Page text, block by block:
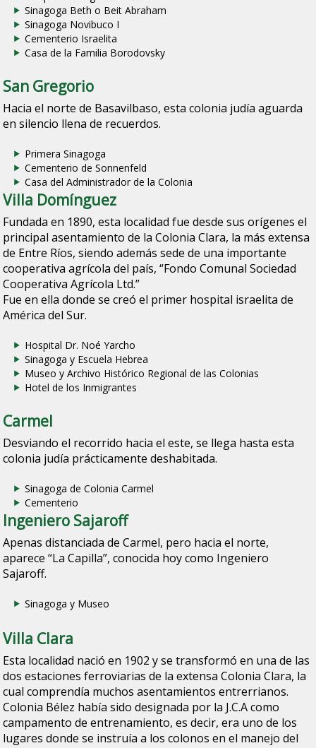
Sinagoga Beth o Beit Abraham
Sinagoga Novibuco I
Cementerio Israelita
Casa de la Familia Borodovsky
San Gregorio
Hacia el norte de Basavilbaso, esta colonia judía aguarda
en silencio llena de recuerdos.
Primera Sinagoga
Cementerio de Sonnenfeld
Casa del Administrador de la Colonia
Villa Domínguez
Fundada en 1890, esta localidad fue desde sus orígenes el
principal asentamiento de la Colonia Clara, la más extensa
de Entre Ríos, siendo además sede de una importante
cooperativa agrícola del país, “Fondo Comunal Sociedad
Cooperativa Agrícola Ltd.”
Fue en ella donde se creó el primer hospital israelita de
América del Sur.
Hospital Dr. Noé Yarcho
Sinagoga y Escuela Hebrea
Museo y Archivo Histórico Regional de las Colonias
Hotel de los Inmigrantes
Carmel
Desviando el recorrido hacia el este, se llega hasta esta
colonia judía prácticamente deshabitada.
Sinagoga de Colonia Carmel
Cementerio
Ingeniero Sajaroff
Apenas distanciada de Carmel, pero hacia el norte,
aparece “La Capilla”, conocida hoy como Ingeniero
Sajaroff.
Sinagoga y Museo
Villa Clara
Esta localidad nació en 1902 y se transformó en una de las
dos estaciones ferroviarias de la extensa Colonia Clara, la
cual comprendía muchos asentamientos entrerrianos.
Colonia Bélez había sido designada por la J.C.Acomo
campamento de entrenamiento, es decir, era uno de los
lugares donde se instruía a los colonos en el manejo del